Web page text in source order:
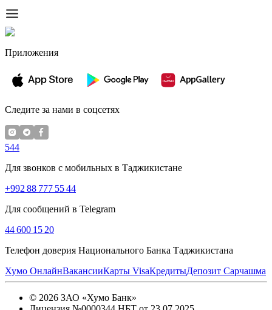
Приложения
Следите за нами в соцсетях
544
Для звонков с мобильных в Таджикистане
+992 88 777 55 44
Для сообщений в Telegram
44 600 15 20
Телефон доверия Национального Банка Таджикистана
Хумо ОнлайнВакансииКарты VisaКредитыДепозит Сарчашма
© 2026 ЗАО «Хумо Банк»